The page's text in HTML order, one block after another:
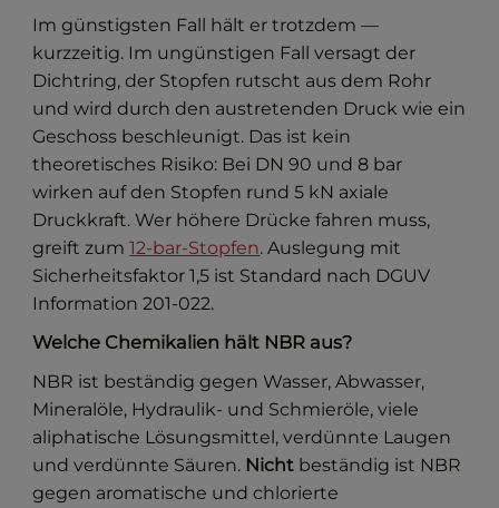
Im günstigsten Fall hält er trotzdem —
kurzzeitig. Im ungünstigen Fall versagt der
Dichtring, der Stopfen rutscht aus dem Rohr
und wird durch den austretenden Druck wie ein
Geschoss beschleunigt. Das ist kein
theoretisches Risiko: Bei DN 90 und 8 bar
wirken auf den Stopfen rund 5 kN axiale
Druckkraft. Wer höhere Drücke fahren muss,
greift zum12-bar-Stopfen. Auslegung mit
Sicherheitsfaktor 1,5 ist Standard nach DGUV
Information 201-022.
Welche Chemikalien hält NBR aus?
NBR ist beständig gegen Wasser, Abwasser,
Mineralöle, Hydraulik- und Schmieröle, viele
aliphatische Lösungsmittel, verdünnte Laugen
und verdünnte Säuren. Nicht beständig ist NBR
gegen aromatische und chlorierte